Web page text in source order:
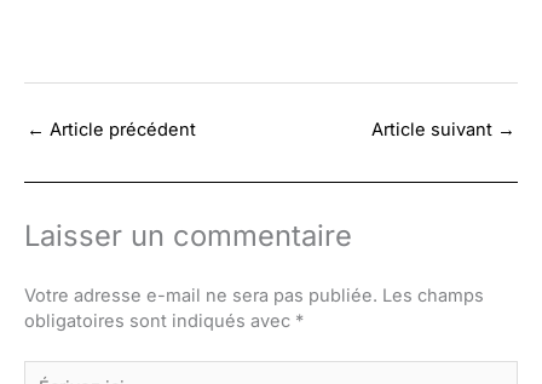
← Article précédent Article suivant →
Laisser un commentaire
Votre adresse e-mail ne sera pas publiée. Les champs
obligatoires sont indiqués avec *
Écrivez